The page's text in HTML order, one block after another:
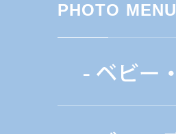
PHOTO MENU